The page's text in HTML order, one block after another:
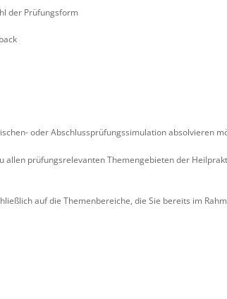
der Prüfungsform
oder Abschlussprüfungssimulation absolvieren
allen prüfungsrelevanten Themengebieten der
auf die Themenbereiche, die Sie bereits im